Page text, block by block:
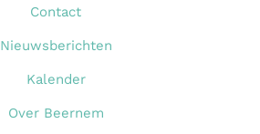
Contact
Nieuwsberichten
Kalender
Over Beernem